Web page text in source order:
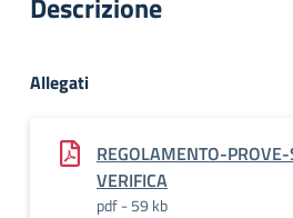
Allegati
REGOLAMENTO-
VERIFICA
pdf - 59 kb